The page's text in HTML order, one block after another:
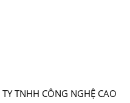
TY TNHH CÔNG NGHỆ CAO